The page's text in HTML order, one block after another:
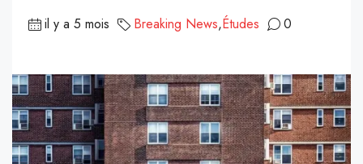
il y a 5 mois Breaking News,Études 0